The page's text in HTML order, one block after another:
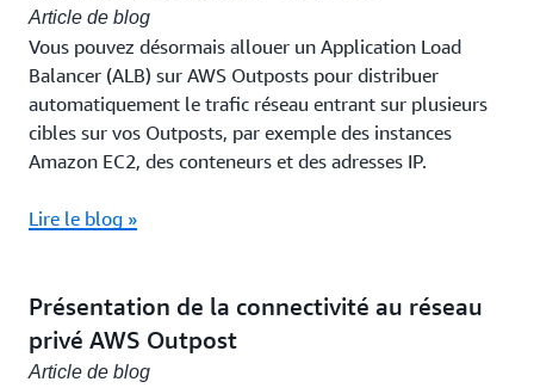
Article de blog
Vous pouvez désormais allouer un Application Load
Balancer (ALB) sur AWS Outposts pour distribuer
automatiquement le trafic réseau entrant sur plusieurs
cibles sur vos Outposts, par exemple des instances
Amazon EC2, des conteneurs et des adresses IP.
Lire le blog »
Présentation de la connectivité au réseau
privé AWS Outpost
Article de blog